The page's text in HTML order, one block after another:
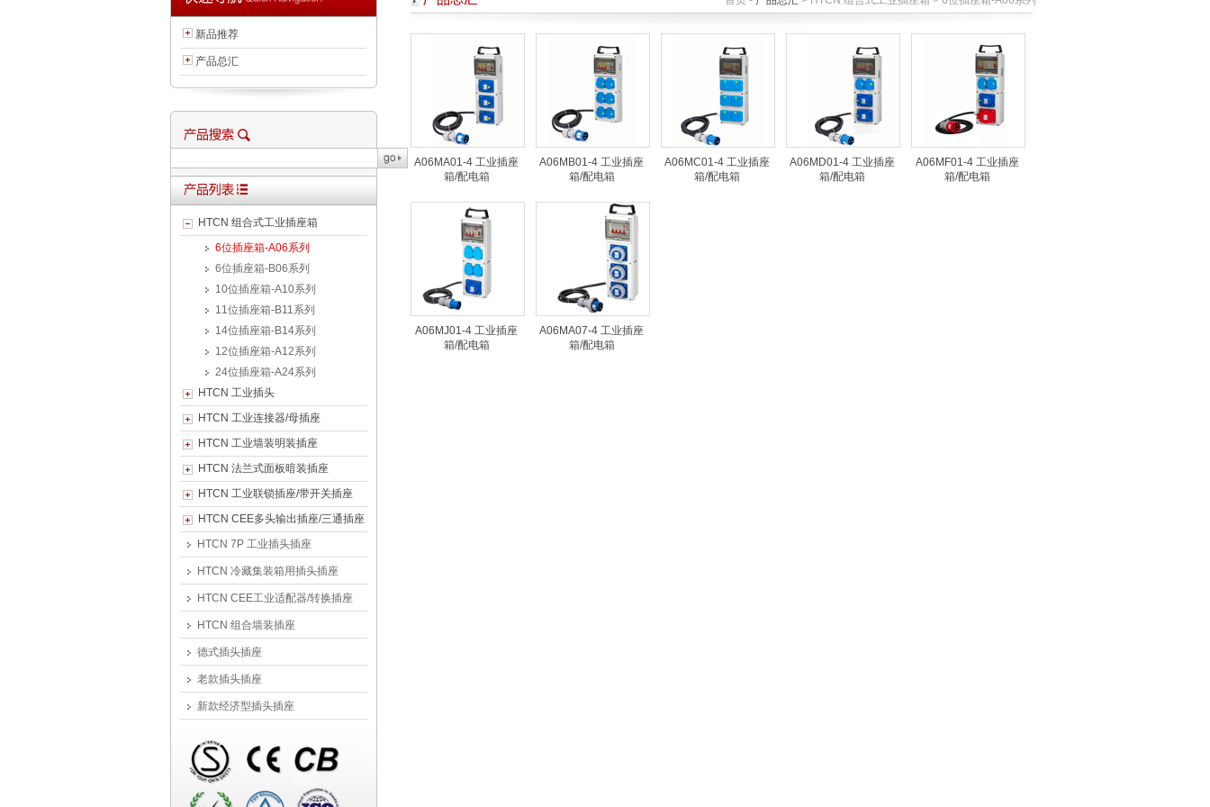
新品推荐
产品总汇
HTCN 组合式工业插座箱
6位插座箱-A06系列
6位插座箱-B06系列
10位插座箱-A10系列
11位插座箱-B11系列
14位插座箱-B14系列
12位插座箱-A12系列
24位插座箱-A24系列
HTCN 工业插头
HTCN 工业连接器/母插座
HTCN 工业墙装明装插座
HTCN 法兰式面板暗装插座
HTCN 工业联锁插座/带开关插座
HTCN CEE多头输出插座/三通插座
HTCN 7P 工业插头插座
HTCN 冷藏集装箱用插头插座
HTCN CEE工业适配器/转换插座
HTCN 组合墙装插座
德式插头插座
老款插头插座
新款经济型插头插座
A06MA01-4 工业插座
箱/配电箱
A06MB01-4 工业插座
箱/配电箱
A06MC01-4 工业插座
箱/配电箱
A06MD01-4 工业插座
箱/配电箱
A06MF01-4 工业插座
箱/配电箱
A06MJ01-4 工业插座
箱/配电箱
A06MA07-4 工业插座
箱/配电箱